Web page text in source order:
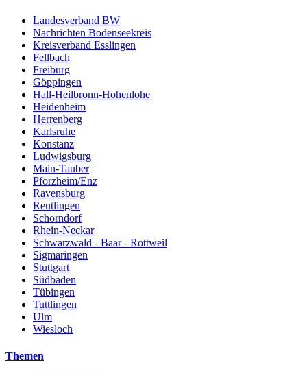
Landesverband BW
Nachrichten Bodenseekreis
Kreisverband Esslingen
Fellbach
Freiburg
Göppingen
Hall-Heilbronn-Hohenlohe
Heidenheim
Herrenberg
Karlsruhe
Konstanz
Ludwigsburg
Main-Tauber
Pforzheim/Enz
Ravensburg
Reutlingen
Schorndorf
Rhein-Neckar
Schwarzwald - Baar - Rottweil
Sigmaringen
Stuttgart
Südbaden
Tübingen
Tuttlingen
Ulm
Wiesloch
Themen